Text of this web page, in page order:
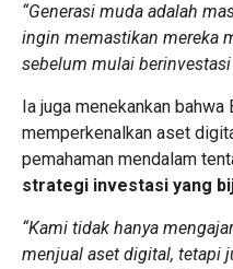
“Generasi muda adalah
ingin memastikan mereka
sebelum mulai
Ia juga menekankan
memperkenalkan aset
pemahaman mendalam
strategi investasi yang
“Kami tidak hanya
menjual aset digital, tetapi